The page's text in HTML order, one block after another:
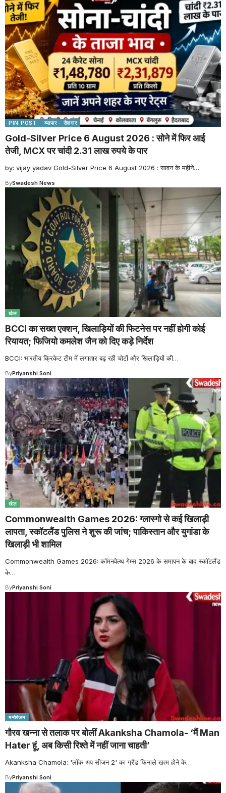
PIN POST व्यापार - रोज़गार
Gold-Silver Price 6 August 2026 : सोने में फिर आई
तेजी, MCX पर चांदी 2.31 लाख रुपये के पार
by: vijay yadav Gold-Silver Price 6 August 2026 : सावन के महीने…
BySwadesh News
खेल
BCCI का सख्त एक्शन, खिलाड़ियों की फिटनेस पर नहीं होगी कोई
रियायत; फिजियो कमलेश जैन को दिए कड़े निर्देश
BCCI: भारतीय क्रिकेट टीम में लगातार बढ़ रही चोटों और खिलाड़ियों की…
ByPriyanshi Soni
खेल
Commonwealth Games 2026: ग्लास्गो से कई खिलाड़ी
लापता, स्कॉटलैंड पुलिस ने शुरू की जांच; पाकिस्तान और युगांडा के
खिलाड़ी भी शामिल
Commonwealth Games 2026: कॉमनवेल्थ गेम्स 2026 के समापन के बाद स्कॉटलैंड
के…
ByPriyanshi Soni
मनोरंजन
गौरव खन्ना से तलाक पर बोलीं Akanksha Chamola- ‘मैं Man
Hater हूं, अब किसी रिश्ते में नहीं जाना चाहती’
Akanksha Chamola: 'लॉक अप सीजन 2' का ग्रैंड फिनाले खत्म होने के…
ByPriyanshi Soni